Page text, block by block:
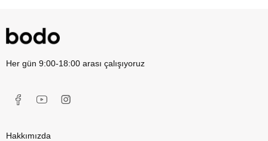
Her gün 9:00-18:00 arası çalışıyoruz
Hakkımızda